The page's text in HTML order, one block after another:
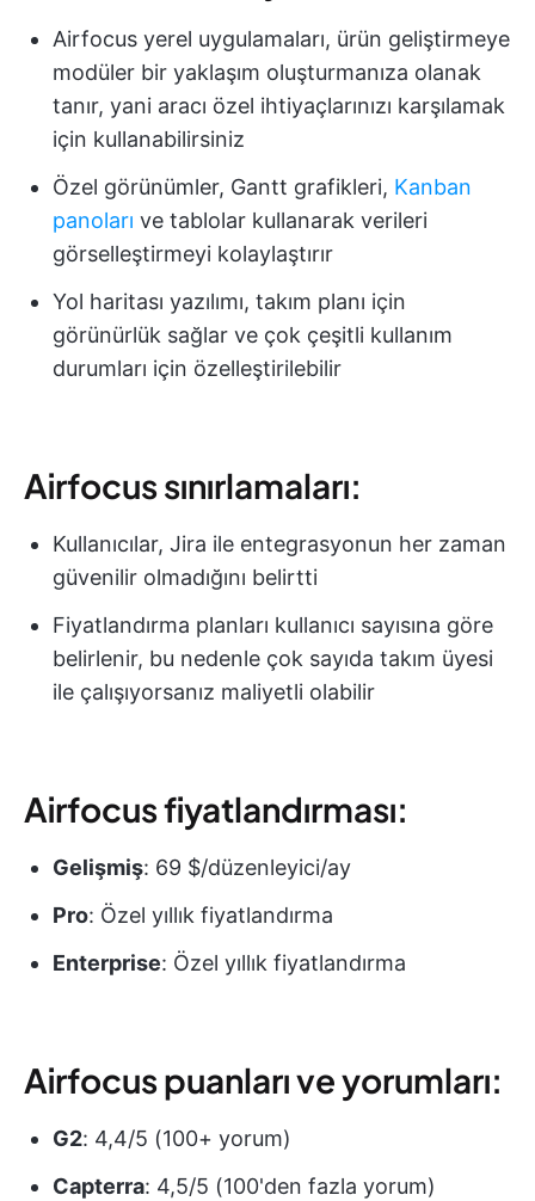
Airfocus yerel uygulamaları, ürün geliştirmeye
modüler bir yaklaşım oluşturmanıza olanak
tanır, yani aracı özel ihtiyaçlarınızı karşılamak
için kullanabilirsiniz
Özel görünümler, Gantt grafikleri, Kanban
panoları ve tablolar kullanarak verileri
görselleştirmeyi kolaylaştırır
Yol haritası yazılımı, takım planı için
görünürlük sağlar ve çok çeşitli kullanım
durumları için özelleştirilebilir
Airfocus sınırlamaları:
Kullanıcılar, Jira ile entegrasyonun her zaman
güvenilir olmadığını belirtti
Fiyatlandırma planları kullanıcı sayısına göre
belirlenir, bu nedenle çok sayıda takım üyesi
ile çalışıyorsanız maliyetli olabilir
Airfocus fiyatlandırması:
Gelişmiş: 69 $/düzenleyici/ay
Pro: Özel yıllık fiyatlandırma
Enterprise: Özel yıllık fiyatlandırma
Airfocus puanları ve yorumları:
G2: 4,4/5 (100+ yorum)
Capterra: 4,5/5 (100'den fazla yorum)